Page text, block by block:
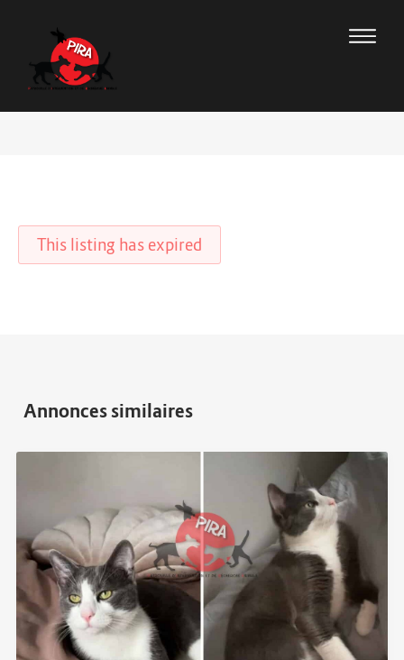
This listing has expired